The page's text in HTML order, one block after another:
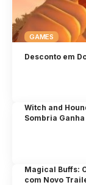
GAMES
Desconto em
Witch and
Sombria
Magical Buffs:
com Novo